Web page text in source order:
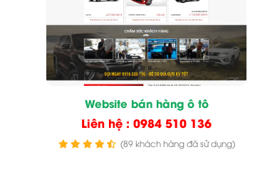
Website bán hàng ô tô
Liên hệ : 0984 510 136
(89 khách hàng đã sử dụng)